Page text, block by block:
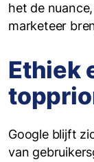
het de
marketeer
Ethiek
Google blijft
van